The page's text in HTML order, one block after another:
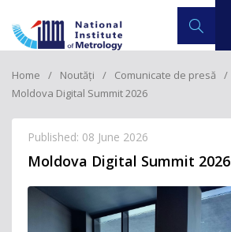
Home Noutăți
Comunicate de presă
Moldova Digital Summit 2026
Published: 08 June 2026
Moldova Digital Summit 2026